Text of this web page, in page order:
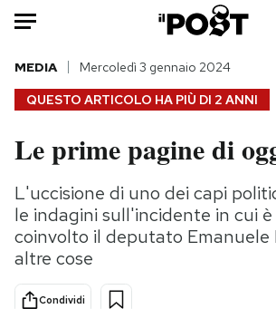
Auto
HOME
Italia
Politica
Tecnologia
Internet
Scienza
Moda
Storie/
QUESTO ARTICOLO HA PIÙ DI 2 ANNI
MEDIA Mercoledì 3 gennaio 2024
Le prime pagine di
L'uccisione di uno dei capi
le indagini sull'incidente in cui
coinvolto il deputato Emanuele
altre cose
Condividi